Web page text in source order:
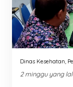
Dinas Kesehatan,
2 minggu yang